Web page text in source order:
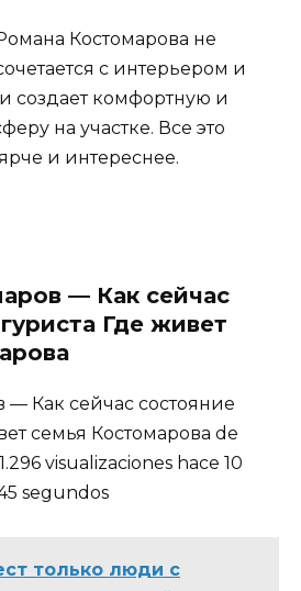
Костомарова не
с интерьером и
создает комфортную и
на участке. Все это
и интереснее.
— Как сейчас
Где живет
— Как сейчас состояние
семья Костомарова de
visualizaciones hace 10
segundos
только люди с